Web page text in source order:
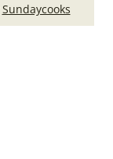
Sundaycooks